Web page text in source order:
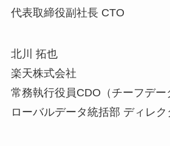
代表取締役副社長 CTO
北川 拓也
楽天株式会社
常務執行役員CDO（チーフデ
ローバルデータ統括部 ディレク